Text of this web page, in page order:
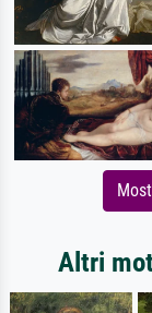
Altri